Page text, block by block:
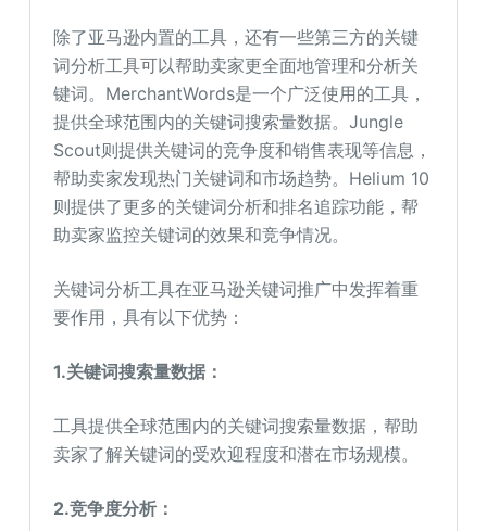
除了亚马逊内置的工具，还有一些第三方的关键
词分析工具可以帮助卖家更全面地管理和分析关
键词。MerchantWords是一个广泛使用的工具，
提供全球范围内的关键词搜索量数据。Jungle
Scout则提供关键词的竞争度和销售表现等信息，
帮助卖家发现热门关键词和市场趋势。Helium 10
则提供了更多的关键词分析和排名追踪功能，帮
助卖家监控关键词的效果和竞争情况。
关键词分析工具在亚马逊关键词推广中发挥着重
要作用，具有以下优势：
1.关键词搜索量数据：
工具提供全球范围内的关键词搜索量数据，帮助
卖家了解关键词的受欢迎程度和潜在市场规模。
2.竞争度分析：